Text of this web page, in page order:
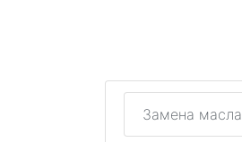
Замена масла